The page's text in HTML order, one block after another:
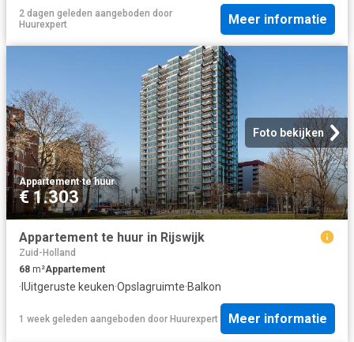
2 dagen geleden aangeboden door
Huurexpert
Meer informatie
Foto bekijken
Appartement·te huur
€ 1.303
Appartement te huur in Rijswijk
Zuid-Holland
68 m²Appartement
· IUitgeruste keuken·Opslagruimte·Balkon
1 week geleden aangeboden door Huurexpert Meer informatie